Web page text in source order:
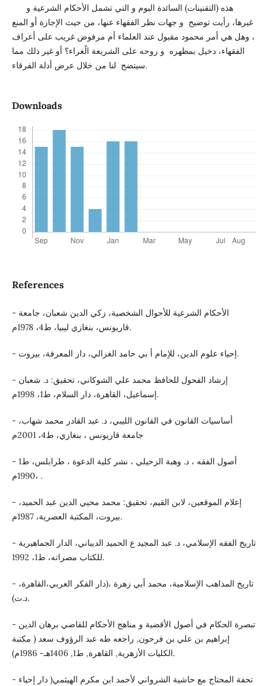
غيرها، رأيت توضيح و جهات نظر الفقهاء عنها، من حيث الإجازة أو المنع
، وهل هي أمر محمود مقبول عند العلماء أم مرفوض غريب على أعراف
الفقهاء، دخيل بمظهره و روحه على الشريعة الًغراء؟ أو غير ذلك مما
سيتضح لنا من خلال عرض أدلة الفرقاء.
Downloads
References
- الأحكام الشرعية للأحوال الشخصية، زكي الدين شعبان، جامعة
قاريونس، بنغازي ليبيا، ط4، 1978م.
- إحياء علوم الدين، للإمام أ بي حامد الغزالي، دار المعرفة، بيروت.
- إرشاد الفحول للحافظ محمد علي الشوكاني، تحقيق: د. شعبان
إسماعيل، القاهرة، دار السلام، ط1، 1998م.
- أساسيات القانون في القانون الليبي، د. عبد القادر محمد شهاب،
جامعة قاريونس ، بنغازي، ط4، 2001م
- أصول الفقه ، د. وهبة الزحيلي ، نشر كلية الدعوة ، طرابلس، ط1
،1990م .
- إعلام الموقعين، لابن القيم، تحقيق: محمد محيي الدين عبد الحميد،
بيروت، المكتبة العصرية، 1987م.
- تاريخ الفقه الإسلامي، د. عبد المجيد ع الحميد الديباني، الدار الجماهيرية
للكتاب مصراته، ط1، 1992.
- تاريخ المذاهب الإسلامية، محمد أبي زهرة ،(دار الفكر العربي،القاهرة،
د.ت).
- تبصرة الحكام في أصول الأقضية و مناهج الأحكام للقاضي برهان الدين
إبراهيم بن علي بن فرحون, راجعه طه عبد الرؤوف سعد ( مكتبة
الكليات الأزهرية, القاهرة, ط1, 1406هـ- 1986م).
- تحفة المحتاج مع حاشية الشرواني لأحمد ابن مكرم الهيثمي( دار إحياء